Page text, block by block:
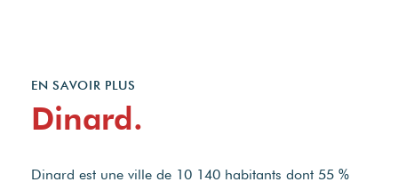
EN SAVOIR PLUS
Dinard.
Dinard est une ville de 10 140 habitants dont 55 %